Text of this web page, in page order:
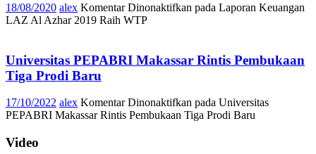
18/08/2020 alex Komentar Dinonaktifkan pada Laporan Keuangan
LAZ Al Azhar 2019 Raih WTP
Universitas PEPABRI Makassar Rintis Pembukaan
Tiga Prodi Baru
17/10/2022 alex Komentar Dinonaktifkan pada Universitas
PEPABRI Makassar Rintis Pembukaan Tiga Prodi Baru
Video